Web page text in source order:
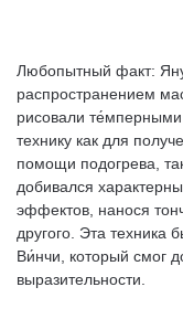
Любопытный факт:
распространением
рисовали
технику как для
помощи подогрева,
добивался
эффектов, нанося
другого. Эта техника
Ви́нчи, который смог
выразительности.